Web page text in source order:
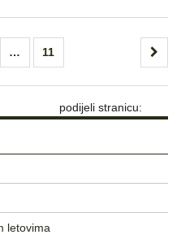
… 11
podijeli stranicu:
letovima